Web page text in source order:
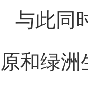
与此同
原和绿